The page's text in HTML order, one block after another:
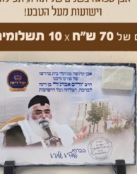
ירום מהדורת
הסט הקדוש במהדורת כיס